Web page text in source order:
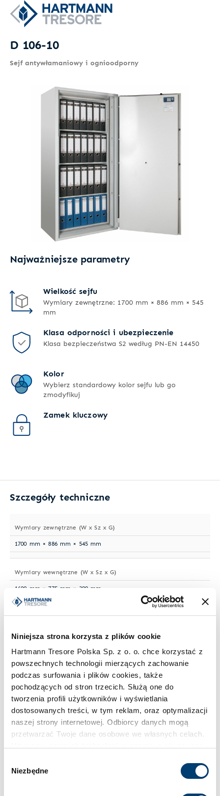
Niniejsza strona korzysta z plików cookie
Hartmann Tresore Polska Sp. z o. o. chce korzystać z
powszechnych technologii mierzących zachowanie
podczas surfowania i plików cookies, także
pochodzących od stron trzecich. Służą one do
tworzenia profili użytkowników i wyświetlania
dostosowanych treści, w tym reklam, oraz optymalizacji
naszej strony internetowej. Odbiorcy danych mogą
przetwarzać Twoje dane osobowe we własnych celach.
zgody
Niezbędne
D 106-10
Sejf antywłamaniowy i ognioodporny
Najważniejsze parametry
Wielkość sejfu
Wymiary zewnętrzne: 1700 mm × 886 mm × 545
mm
Klasa odporności i ubezpieczenie
Klasa bezpieczeństwa S2 według PN-EN 14450
Kolor
Wybierz standardowy kolor sejfu lub go
zmodyfikuj
Zamek kluczowy
Szczegóły techniczne
Wymiary zewnętrzne (W x Sz x G)
1700 mm × 886 mm × 545 mm
Wymiary wewnętrzne (W x Sz x G)
1600 mm × 775 mm × 390 mm
Waga
488 kg
Pojemność
512 l
Klasa bezpieczeństwa
S2
Limit wartości chronionej w domu
do 30.000 €